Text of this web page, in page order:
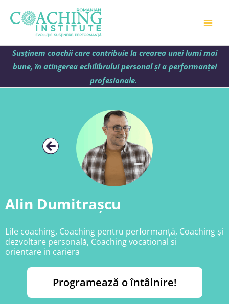
Susținem coachii care contribuie la crearea unei lumi mai
bune, în atingerea echilibrului personal și a performanței
profesionale.
Alin Dumitrașcu
Life coaching, Coaching pentru performanță, Coaching și
dezvoltare personală, Coaching vocational si
orientare in cariera
Programează o întâlnire!